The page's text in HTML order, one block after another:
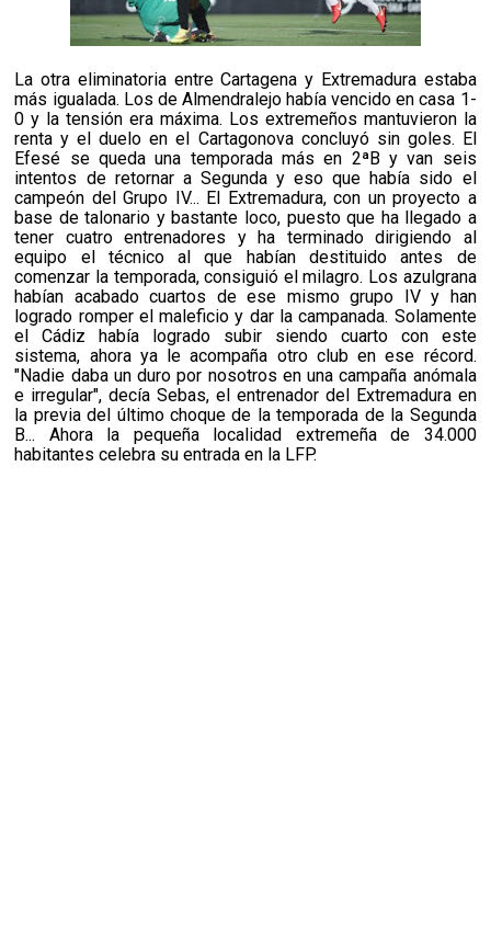
La otra eliminatoria entre Cartagena y Extremadura estaba
más igualada. Los de Almendralejo había vencido en casa 1-
0 y la tensión era máxima. Los extremeños mantuvieron la
renta y el duelo en el Cartagonova concluyó sin goles. El
Efesé se queda una temporada más en 2ªB y van seis
intentos de retornar a Segunda y eso que había sido el
campeón del Grupo IV... El Extremadura, con un proyecto a
base de talonario y bastante loco, puesto que ha llegado a
tener cuatro entrenadores y ha terminado dirigiendo al
equipo el técnico al que habían destituido antes de
comenzar la temporada, consiguió el milagro. Los azulgrana
habían acabado cuartos de ese mismo grupo IV y han
logrado romper el maleficio y dar la campanada. Solamente
el Cádiz había logrado subir siendo cuarto con este
sistema, ahora ya le acompaña otro club en ese récord.
"Nadie daba un duro por nosotros en una campaña anómala
e irregular", decía Sebas, el entrenador del Extremadura en
la previa del último choque de la temporada de la Segunda
B... Ahora la pequeña localidad extremeña de 34.000
habitantes celebra su entrada en la LFP.